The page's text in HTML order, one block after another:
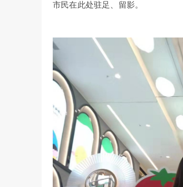
市民在此处驻足、留影。